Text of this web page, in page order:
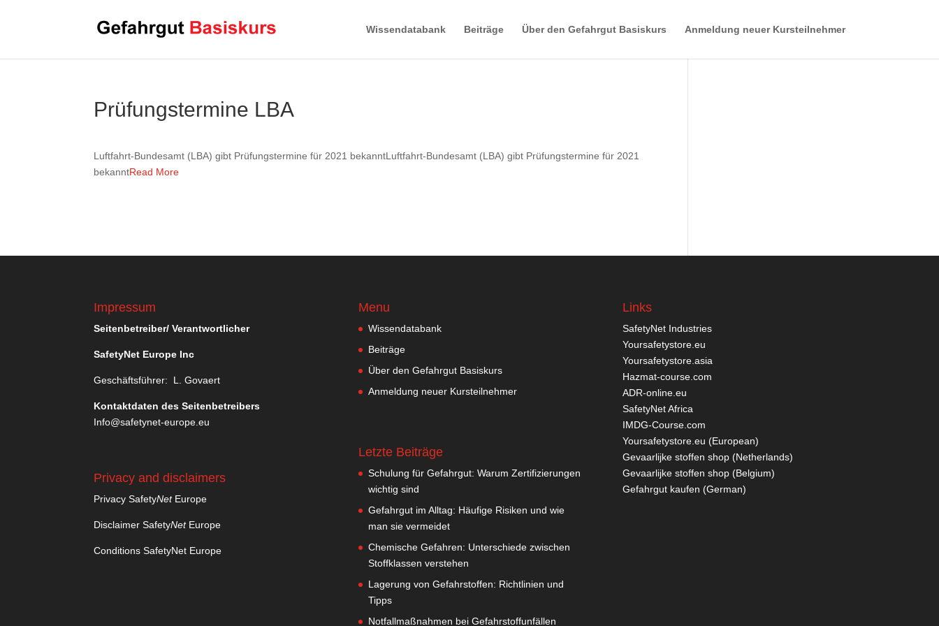
Wissendatabank Beiträge Über den Gefahrgut Basiskurs Anmeldung neuer Kursteilnehmer
Prüfungstermine LBA
Luftfahrt-Bundesamt (LBA) gibt Prüfungstermine für 2021 bekanntLuftfahrt-Bundesamt (LBA) gibt Prüfungstermine für 2021
bekanntRead More
Impressum
Seitenbetreiber/ Verantwortlicher
SafetyNet Europe Inc
Geschäftsführer: L. Govaert
Kontaktdaten des Seitenbetreibers
Info@safetynet-europe.eu
Privacy and disclaimers
Privacy SafetyNetEurope
Disclaimer SafetyNetEurope
Conditions SafetyNet Europe
Menu
Wissendatabank
Beiträge
Über den Gefahrgut Basiskurs
Anmeldung neuer Kursteilnehmer
Letzte Beiträge
Schulung für Gefahrgut: Warum Zertifizierungen
wichtig sind
Gefahrgut im Alltag: Häufige Risiken und wie
man sie vermeidet
Chemische Gefahren: Unterschiede zwischen
Stoffklassen verstehen
Lagerung von Gefahrstoffen: Richtlinien und
Tipps
Notfallmaßnahmen bei Gefahrstoffunfällen
Links
SafetyNet Industries
Yoursafetystore.eu
Yoursafetystore.asia
Hazmat-course.com
ADR-online.eu
SafetyNet Africa
IMDG-Course.com
Yoursafetystore.eu (European)
Gevaarlijke stoffen shop (Netherlands)
Gevaarlijke stoffen shop (Belgium)
Gefahrgut kaufen (German)